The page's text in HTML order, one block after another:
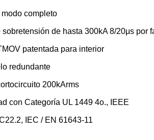
completo
de hasta 300kA 8/20μs por
patentada para interior
redundante
200kArms
con Categoría UL 1449 4o., IEEE
IEC / EN 61643-11